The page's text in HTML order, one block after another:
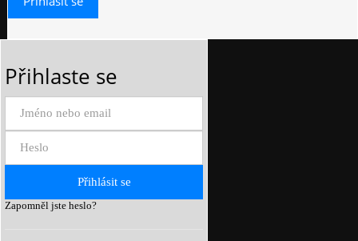
Přihlaste se
Zapomněl jste heslo?